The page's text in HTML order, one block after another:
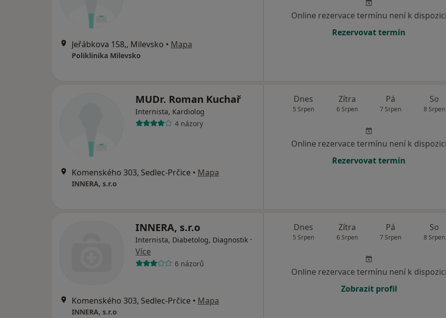
Jeřábkova 158,, Milevsko • Mapa
Poliklinika Milevsko
Online rezervace termínu není k dispozici
Rezervovat termín
MUDr. Roman Kuchař
Internista, Kardiolog
4 názory
Komenského 303, Sedlec-Prčice • Mapa
INNERA, s.r.o
Dnes
5 Srpen
Zítra
6 Srpen
Pá
7 Srpen
So
8 Srpen
Online rezervace termínu není k dispozici
Rezervovat termín
INNERA, s.r.o
Internista, Diabetolog, Diagnostik ·
Více
6 názorů
Komenského 303, Sedlec-Prčice • Mapa
INNERA, s.r.o
Dnes
5 Srpen
Zítra
6 Srpen
Pá
7 Srpen
So
8 Srpen
Online rezervace termínu není k dispozici
Zobrazit profil